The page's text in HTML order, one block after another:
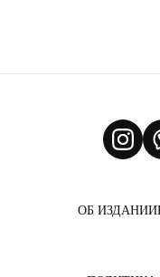
ОБ ИЗДАНИИ